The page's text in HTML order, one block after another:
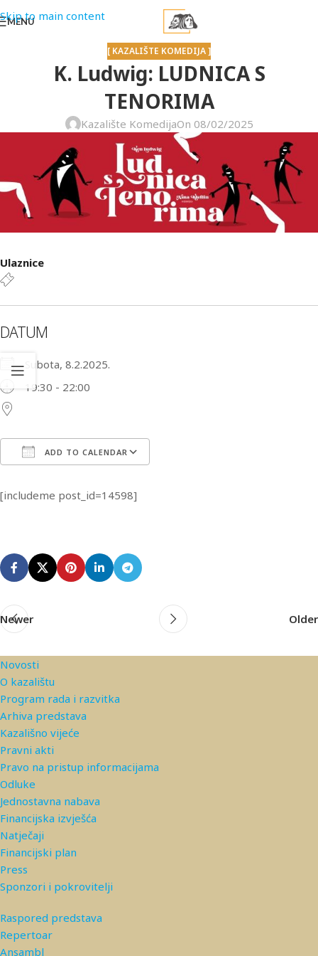
Skip to main content
MENU
[ KAZALIŠTE KOMEDIJA ]
K. Ludwig: LUDNICA S
TENORIMA
Kazalište KomedijaOn 08/02/2025
Ulaznice
DATUM
Subota, 8.2.2025.
19:30 - 22:00
ADD TO CALENDAR
[includeme post_id=14598]
Newer Older
Novosti
O kazalištu
Program rada i razvitka
Arhiva predstava
Kazališno vijeće
Pravni akti
Pravo na pristup informacijama
Odluke
Jednostavna nabava
Financijska izvješća
Natječaji
Financijski plan
Press
Sponzori i pokrovitelji
Raspored predstava
Repertoar
Ansambl